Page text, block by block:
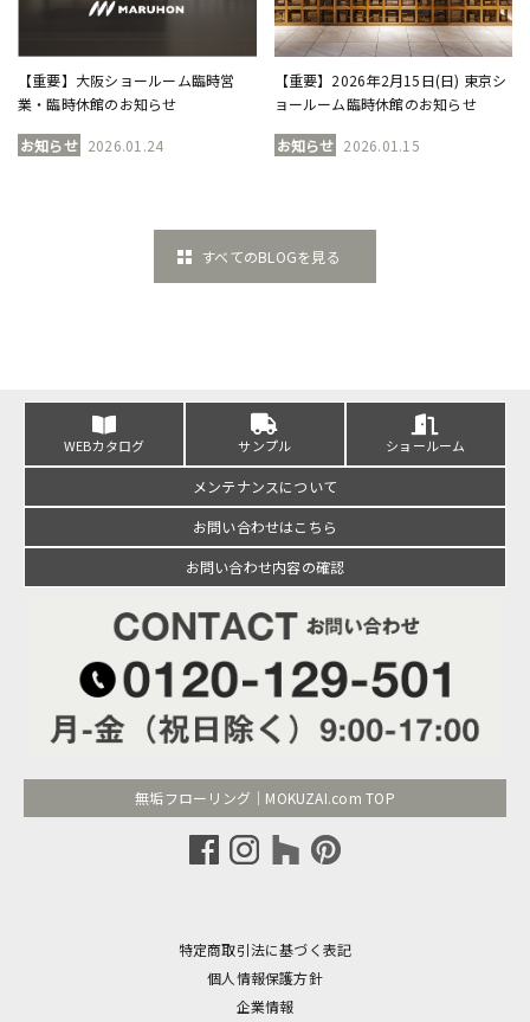
【重要】大阪ショールーム臨時営
業・臨時休館のお知らせ
お知らせ 2026.01.24
【重要】2026年2月15日(日) 東京シ
ョールーム臨時休館のお知らせ
お知らせ 2026.01.15
すべてのBLOGを見る
WEBカタログ サンプル ショールーム
メンテナンスについて
お問い合わせはこちら
お問い合わせ内容の確認
無垢フローリング｜MOKUZAI.com TOP
特定商取引法に基づく表記
個人情報保護方針
企業情報